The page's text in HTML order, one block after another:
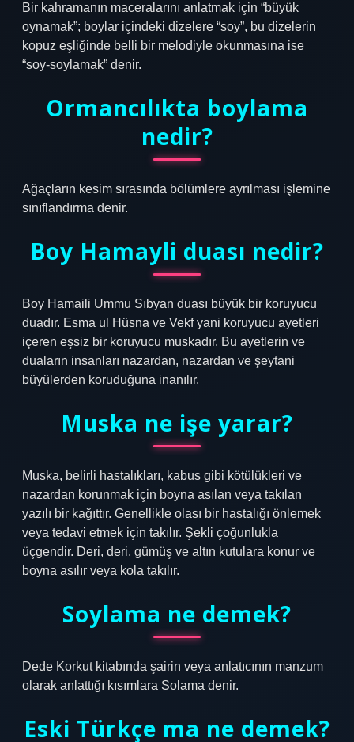
Bir kahramanın maceralarını anlatmak için “büyük
oynamak”; boylar içindeki dizelere “soy”, bu dizelerin
kopuz eşliğinde belli bir melodiyle okunmasına ise
“soy-soylamak” denir.
Ormancılıkta boylama
nedir?
Ağaçların kesim sırasında bölümlere ayrılması işlemine
sınıflandırma denir.
Boy Hamayli duası nedir?
Boy Hamaili Ummu Sıbyan duası büyük bir koruyucu
duadır. Esma ul Hüsna ve Vekf yani koruyucu ayetleri
içeren eşsiz bir koruyucu muskadır. Bu ayetlerin ve
duaların insanları nazardan, nazardan ve şeytani
büyülerden koruduğuna inanılır.
Muska ne işe yarar?
Muska, belirli hastalıkları, kabus gibi kötülükleri ve
nazardan korunmak için boyna asılan veya takılan
yazılı bir kağıttır. Genellikle olası bir hastalığı önlemek
veya tedavi etmek için takılır. Şekli çoğunlukla
üçgendir. Deri, deri, gümüş ve altın kutulara konur ve
boyna asılır veya kola takılır.
Soylama ne demek?
Dede Korkut kitabında şairin veya anlatıcının manzum
olarak anlattığı kısımlara Solama denir.
Eski Türkçe ma ne demek?